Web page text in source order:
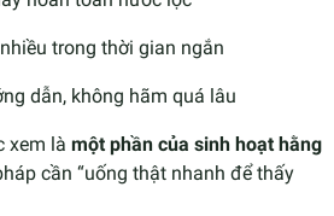
trong thời gian ngắn
dẫn, không hãm quá lâu
xem là một phần của sinh hoạt hằng
cần “uống thật nhanh để thấy